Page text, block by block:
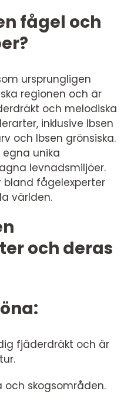
fågel och
ursprungligen
regionen och är
och melodiska
inklusive Ibsen
och Ibsen grönsiska.
unika
levnadsmiljöer.
bland fågelexperter
världen.
och deras
fjäderdräkt och är
och skogsområden.